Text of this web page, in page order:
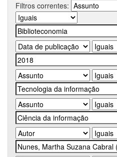
Filtros correntes: